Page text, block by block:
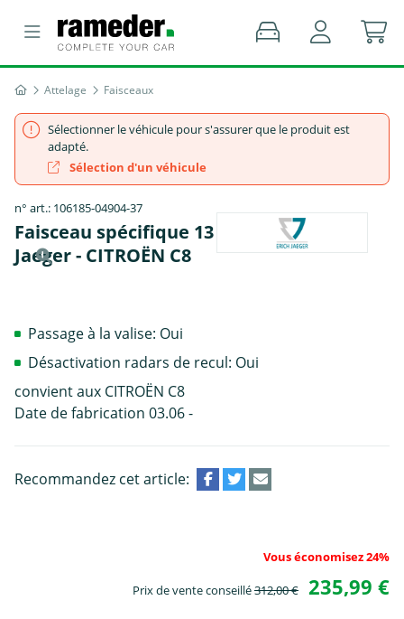
Attelage Faisceaux
Sélectionner le véhicule pour s'assurer que le produit est
adapté.
Sélection d'un véhicule
n° art.: 106185-04904-37
Faisceau spécifique 13 broches, Erich
Jaeger - CITROËN C8
Passage à la valise: Oui
Désactivation radars de recul: Oui
convient aux CITROËN C8
Date de fabrication 03.06 -
Recommandez cet article:
Vous économisez 24%
Prix de vente conseillé312,00 € 235,99 €